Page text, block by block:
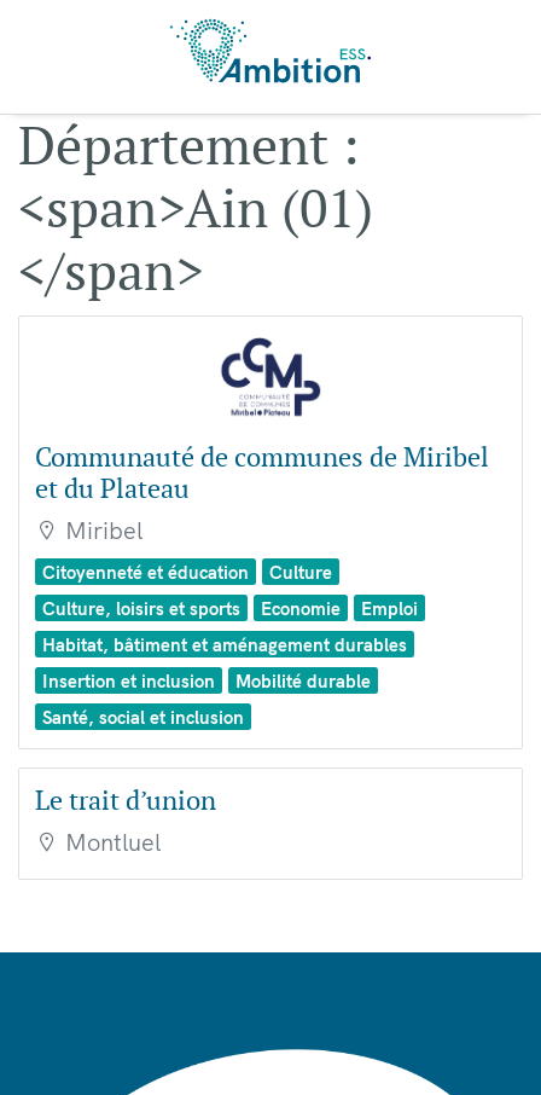
Aller au contenu principal
Département :
<span>Ain (01)
</span>
Communauté de communes de Miribel
et du Plateau
Miribel
Citoyenneté et éducation
Culture
Culture, loisirs et sports
Economie
Emploi
Habitat, bâtiment et aménagement durables
Insertion et inclusion
Mobilité durable
Santé, social et inclusion
Le trait d’union
Montluel